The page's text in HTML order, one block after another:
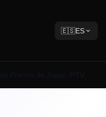
🇪🇸ES
Precios de Japan IPTV